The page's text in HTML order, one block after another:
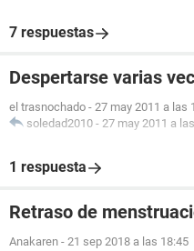
7 respuestas
Despertarse varias
el trasnochado - 27 may 2011 a las
soledad2010 - 27 may 2011 a
1 respuesta
Retraso de
Anakaren - 21 sep 2018 a las 18:45